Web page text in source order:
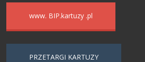
www. BIP.kartuzy .pl
PRZETARGI KARTUZY